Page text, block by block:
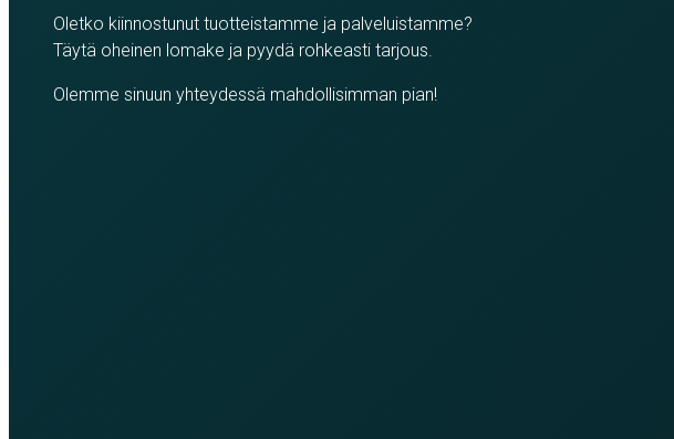
Oletko kiinnostunut tuotteistamme ja palveluistamme?
Täytä oheinen lomake ja pyydä rohkeasti tarjous.
Olemme sinuun yhteydessä mahdollisimman pian!